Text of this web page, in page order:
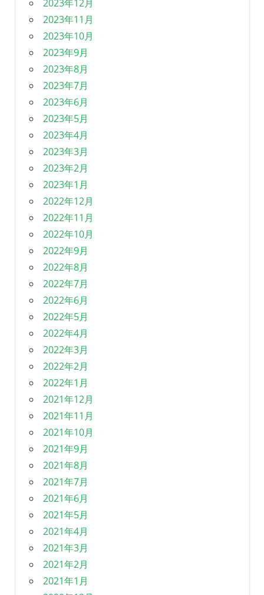
2023年12月
2023年11月
2023年10月
2023年9月
2023年8月
2023年7月
2023年6月
2023年5月
2023年4月
2023年3月
2023年2月
2023年1月
2022年12月
2022年11月
2022年10月
2022年9月
2022年8月
2022年7月
2022年6月
2022年5月
2022年4月
2022年3月
2022年2月
2022年1月
2021年12月
2021年11月
2021年10月
2021年9月
2021年8月
2021年7月
2021年6月
2021年5月
2021年4月
2021年3月
2021年2月
2021年1月